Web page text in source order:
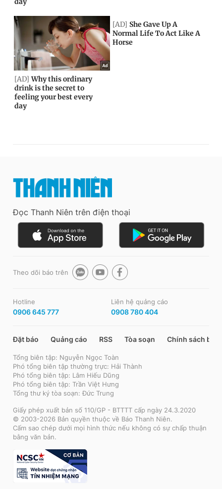
Đọc Thanh Niên trên điện thoại
Theo dõi báo trên
Hotline
0906 645 777
Liên hệ quảng cáo
0908 780 404
Đặt báo Quảng cáo RSS Tòa soạn Chính sách bảo
Tổng biên tập: Nguyễn Ngọc Toàn
Phó tổng biên tập thường trực: Hải Thành
Phó tổng biên tập: Lâm Hiếu Dũng
Phó tổng biên tập: Trần Việt Hưng
Tổng thư ký tòa soạn: Đức Trung
Giấy phép xuất bản số 110/GP - BTTTT cấp ngày 24.3.2020
© 2003-2026 Bản quyền thuộc về Báo Thanh Niên.
Cấm sao chép dưới mọi hình thức nếu không có sự chấp thuận
bằng văn bản.